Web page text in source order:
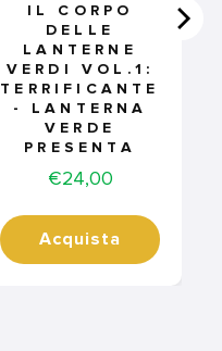
IL CORPO
DELLE
LANTERNE
VERDI VOL.1:
TERRIFICANTE
- LANTERNA
VERDE
PRESENTA
Price
€24,00
Acquista